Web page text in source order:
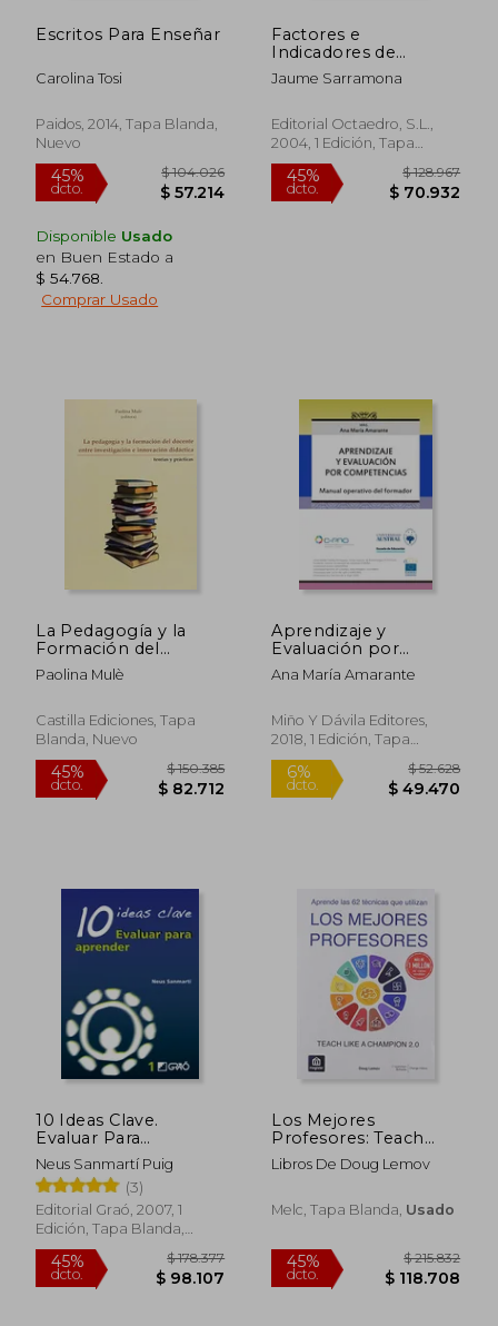
Escritos Para Enseñar
Carolina Tosi
Paidos, 2014, Tapa Blanda,
Nuevo
Disponible Usado
en Buen Estado a
$ 54.768
Comprar Usado
Factores e
Indicadores de
Calidad en la
Educación
Jaume Sarramona
Editorial Octaedro, S.L.,
2004, 1 Edición, Tapa
Blanda,Usado
45%
dcto.
La Pedagogía y la
Formación del
Docente Entre
Investigación e
Paolina Mulè
Castilla Ediciones, Tapa
Blanda, Nuevo
dcto.
Aprendizaje y
Evaluación por
Competencias:
Manual Operativo del
Ana María Amarante
Miño Y Dávila Editores,
2018, 1 Edición, Tapa
Blanda, Nuevo
dcto.
10 Ideas Clave.
Evaluar Para
Aprender
Neus Sanmartí Puig
(3)
Editorial Graó, 2007, 1
Edición, Tapa Blanda,
Nuevo
Los Mejores
Profesores: Teach
Like a Champion 2. 0
Libros De Doug Lemov
Melc, Tapa Blanda, Usado